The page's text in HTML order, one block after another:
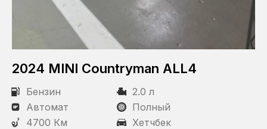
2024 MINI Countryman ALL4
Бензин
2.0 л
Автомат
Полный
4700 Км
Хетчбек